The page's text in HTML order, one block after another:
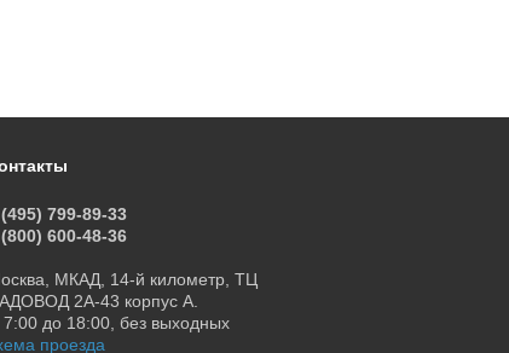
799-89-33
600-48-36
МКАД, 14-й километр, ТЦ
2А-43 корпус А.
до 18:00, без выходных
проезда